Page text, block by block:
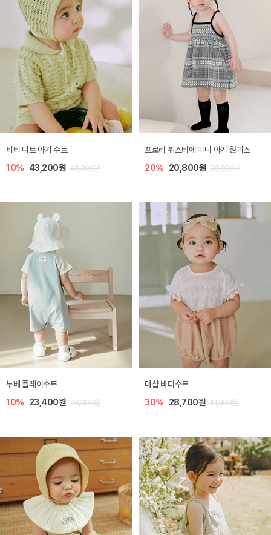
티티 니트 아기 수트
10% 43,200원 48,000원
프로리 뷔스티에 미니 아기 원피스
20% 20,800원 26,000원
누베 플레이수트
10% 23,400원 26,000원
마샬 바디수트
30% 28,700원 41,000원